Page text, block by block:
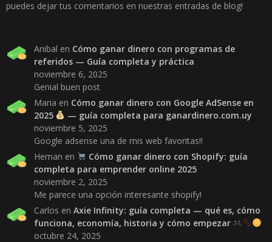
puedes dejar tus comentarios en nuestras entradas de blog!
Anibal en Cómo ganar dinero con programas de
referidos — Guía completa y práctica
noviembre 6, 2025
Genial buen post
Maria en Cómo ganar dinero con Google AdSense en
2025
— guía completa para ganardinero.com.uy
noviembre 5, 2025
Google adsense una de mis web favoritas!!
Hernan en
Cómo ganar dinero con Shopify: guía
completa para emprender online 2025
noviembre 2, 2025
Me parece una opción interesante shopify!
Carlos en Axie Infinity: guía completa — qué es, cómo
funciona, economía, historia y cómo empezar
octubre 24, 2025